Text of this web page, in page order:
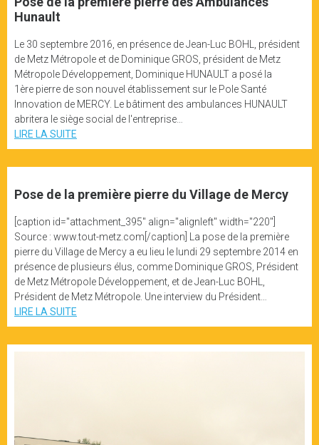
Hunault
Le 30 septembre 2016, en présence de Jean-Luc BOHL, président
de Metz Métropole et de Dominique GROS, président de Metz
Métropole Développement, Dominique HUNAULT a posé la
1ère pierre de son nouvel établissement sur le Pole Santé
Innovation de MERCY. Le bâtiment des ambulances HUNAULT
abritera le siège social de l'entreprise…
LIRE LA SUITE
Pose de la première pierre du Village de Mercy
[caption id="attachment_395" align="alignleft" width="220"]
Source : www.tout-metz.com[/caption] La pose de la première
pierre du Village de Mercy a eu lieu le lundi 29 septembre 2014 en
présence de plusieurs élus, comme Dominique GROS, Président
de Metz Métropole Développement, et de Jean-Luc BOHL,
Président de Metz Métropole. Une interview du Président…
LIRE LA SUITE